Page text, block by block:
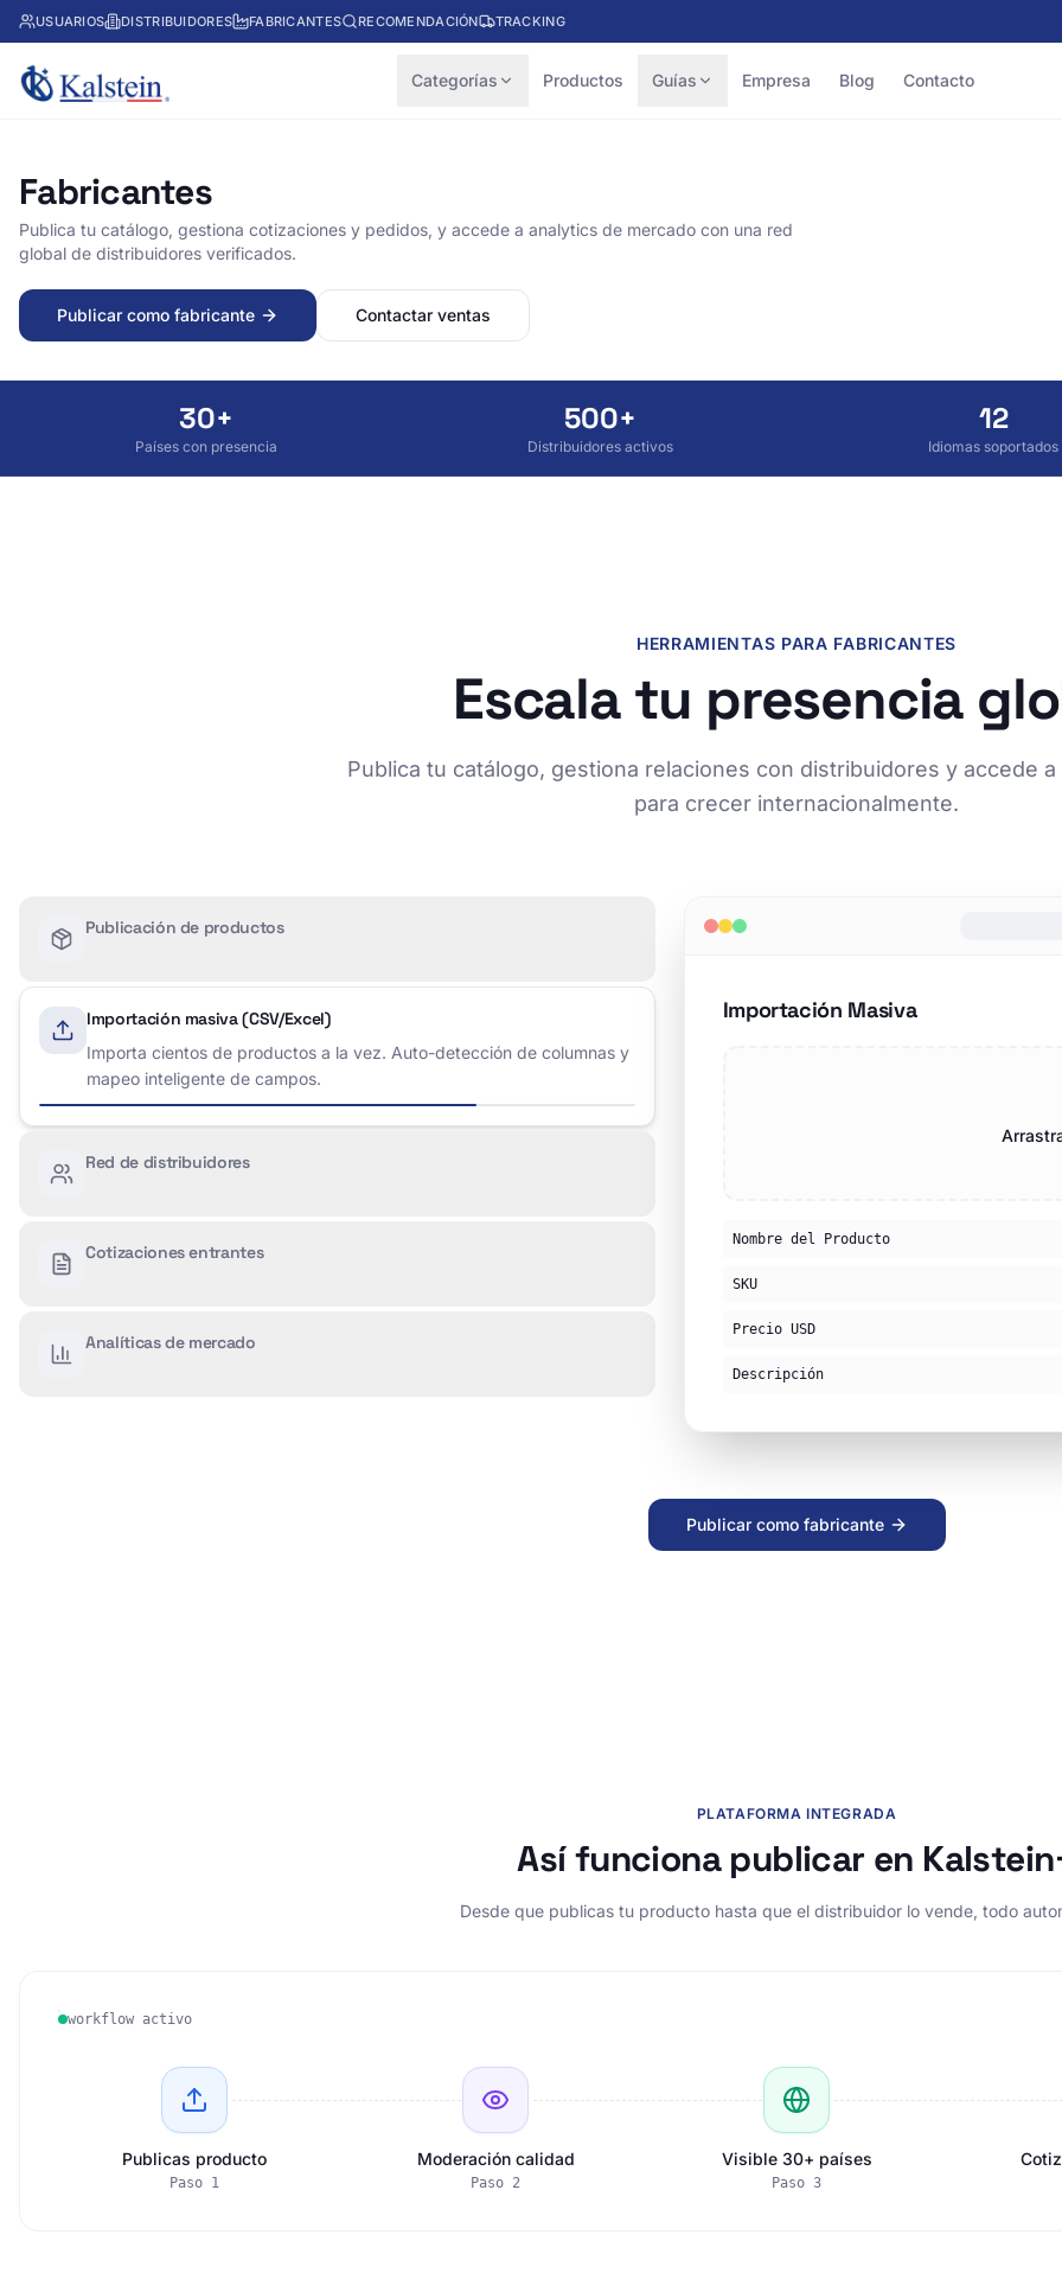
USUARIOS DISTRIBUIDORES FABRICANTES RECOMENDACIÓN TRACKING
Categorías Productos Guías Empresa Blog Contacto
Fabricantes
Publica tu catálogo, gestiona cotizaciones y pedidos, y accede a analytics de mercado con una red
global de distribuidores verificados.
Publicar como fabricante Contactar ventas
30+
Países con presencia
500+
Distribuidores activos
12
Idiomas soportados
HERRAMIENTAS PARA FABRICANTES
Escala tu presencia
Publica tu catálogo, gestiona relaciones con distribuidores y accede
para crecer internacionalmente.
Publicación de productos
Importación masiva (CSV/Excel)
Importa cientos de productos a la vez. Auto-detección de columnas y
mapeo inteligente de campos.
Red de distribuidores
Cotizaciones entrantes
Analíticas de mercado
Importación Masiva
Nombre del Producto
SKU
Precio USD
Descripción
Publicar como fabricante
PLATAFORMA INTEGRADA
Así funciona publicar en
Desde que publicas tu producto hasta que el distribuidor lo vende, todo
workflow activo
Publicas producto
Paso 1
Moderación calidad
Paso 2
Visible 30+ países
Paso 3